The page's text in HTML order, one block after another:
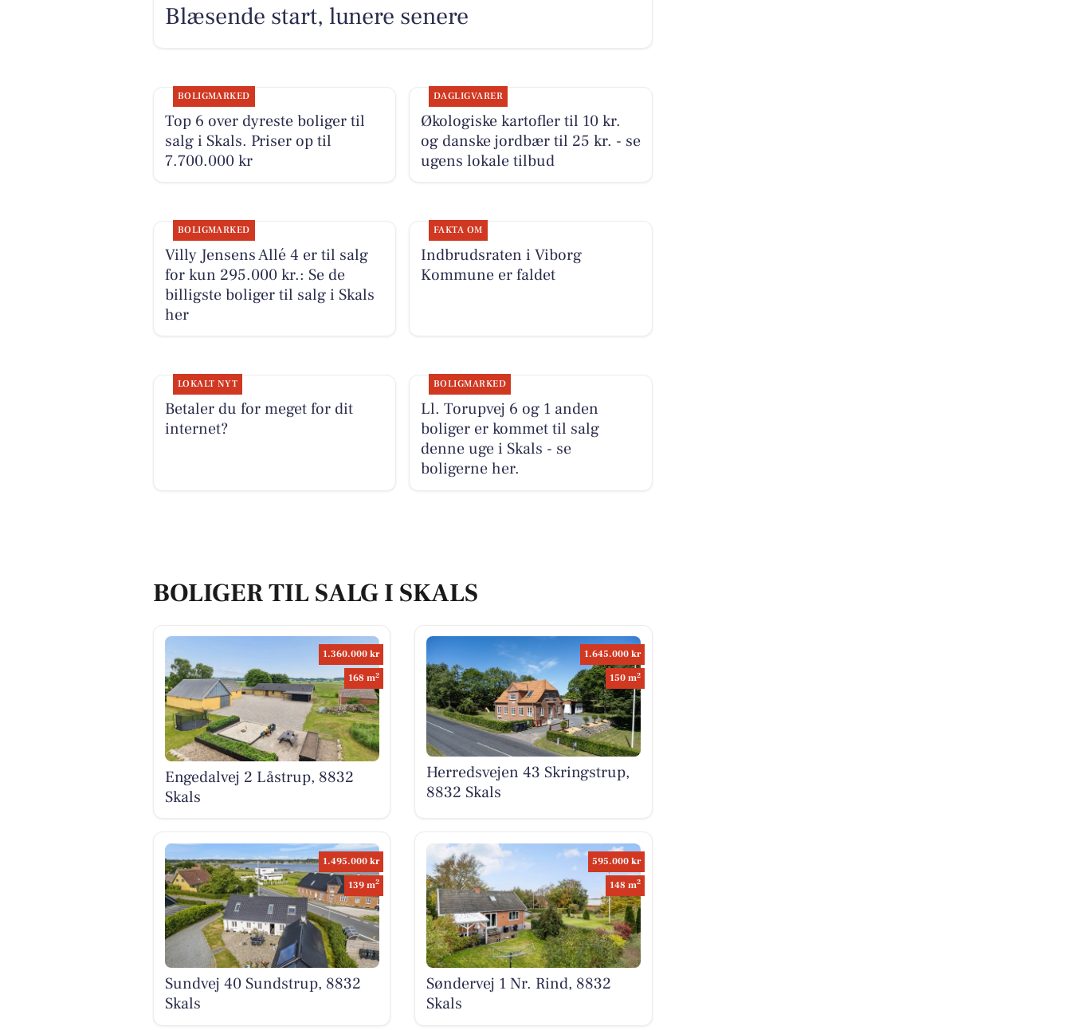
Blæsende start, lunere senere
BOLIGMARKED
Top 6 over dyreste boliger til
salg i Skals. Priser op til
7.700.000 kr
DAGLIGVARER
Økologiske kartofler til 10 kr.
og danske jordbær til 25 kr. - se
ugens lokale tilbud
BOLIGMARKED
Villy Jensens Allé 4 er til salg
for kun 295.000 kr.: Se de
billigste boliger til salg i Skals
her
FAKTA OM
Indbrudsraten i Viborg
Kommune er faldet
LOKALT NYT
Betaler du for meget for dit
internet?
BOLIGMARKED
Ll. Torupvej 6 og 1 anden
boliger er kommet til salg
denne uge i Skals - se
boligerne her.
BOLIGER TIL SALG I SKALS
1.360.000 kr
168 m2
Engedalvej 2 Låstrup, 8832
Skals
1.645.000 kr
150 m2
Herredsvejen 43 Skringstrup,
8832 Skals
1.495.000 kr
139 m2
Sundvej 40 Sundstrup, 8832
Skals
595.000 kr
148 m2
Søndervej 1 Nr. Rind, 8832
Skals